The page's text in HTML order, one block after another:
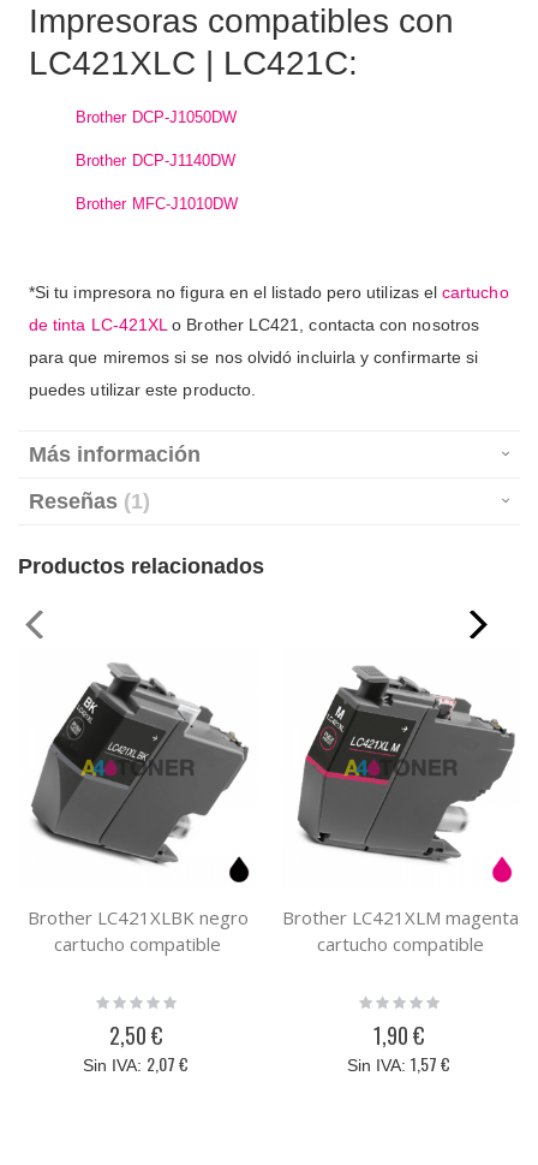
Impresoras compatibles con
LC421XLC | LC421C:
Brother DCP-J1050DW
Brother DCP-J1140DW
Brother MFC-J1010DW
*Si tu impresora no figura en el listado pero utilizas elcartucho
de tinta LC-421XL o Brother LC421, contacta con nosotros
para que miremos si se nos olvidó incluirla y confirmarte si
puedes utilizar este producto.
Más información
Reseñas 1
Productos relacionados
Brother LC421XLBK negro
cartucho compatible
Rating:
2,50 €
2,07 €
Brother LC421XLM magenta
cartucho compatible
Rating:
1,90 €
1,57 €